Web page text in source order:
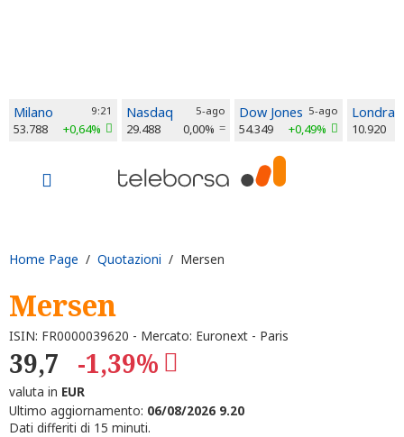
Milano 9:21
53.788 +0,64%
Nasdaq 5-ago
29.488 0,00%
Dow Jones 5-ago
54.349 +0,49%
Londra
10.920
Home Page / Quotazioni / Mersen
Mersen
ISIN: FR0000039620 - Mercato: Euronext - Paris
39,7 -1,39%
valuta in EUR
Ultimo aggiornamento: 06/08/2026 9.20
Dati differiti di 15 minuti.